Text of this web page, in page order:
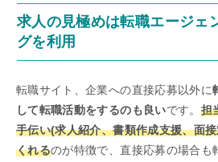
求人の見極めは転職エージェ
グを利用
転職サイト、企業への直接応募以外に
して転職活動をするのも良いです。 担
手伝い(求人紹介、書類作成支援、面
くれるのが特徴で、直接応募の場合も